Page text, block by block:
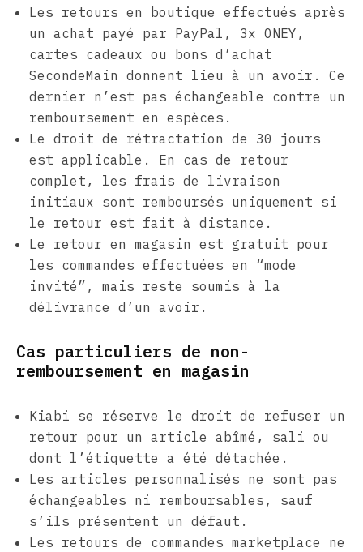
Les retours en boutique effectués après
un achat payé par PayPal, 3x ONEY,
cartes cadeaux ou bons d’achat
SecondeMain donnent lieu à un avoir. Ce
dernier n’est pas échangeable contre un
remboursement en espèces.
Le droit de rétractation de 30 jours
est applicable. En cas de retour
complet, les frais de livraison
initiaux sont remboursés uniquement si
le retour est fait à distance.
Le retour en magasin est gratuit pour
les commandes effectuées en “mode
invité”, mais reste soumis à la
délivrance d’un avoir.
Cas particuliers de non-
remboursement en magasin
Kiabi se réserve le droit de refuser un
retour pour un article abîmé, sali ou
dont l’étiquette a été détachée.
Les articles personnalisés ne sont pas
échangeables ni remboursables, sauf
s’ils présentent un défaut.
Les retours de commandes marketplace ne